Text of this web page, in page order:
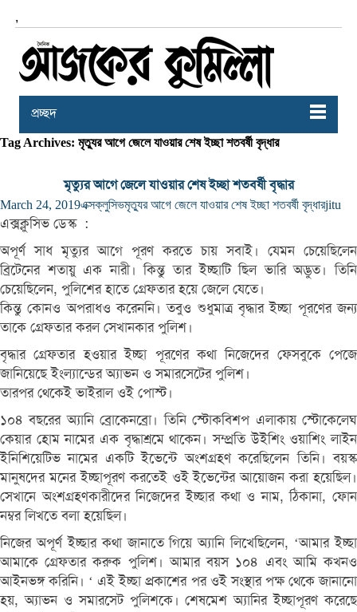
,
প্রচ্ছদ
Tag Archives: মৃত্যুর আগে জেলে যাওয়ার শেষ ইচ্ছা শতবর্ষী বৃদ্ধার
মৃত্যুর আগে জেলে যাওয়ার শেষ ইচ্ছা শতবর্ষী বৃদ্ধার
March 24, 2019এক্সক্লুসিভমৃত্যুর আগে জেলে যাওয়ার শেষ ইচ্ছা শতবর্ষী বৃদ্ধারjitu
এক্সক্লুসিভ ডেস্ক :
অপূর্ণ সাধ মৃত্যুর আগে পূরণ করতে চায় সবাই। যেমন চেয়েছিলেন
ব্রিটেনের শতায়ু এক নারী। কিন্তু তার ইচ্ছাটি ছিল ভারি অদ্ভুত। তিনি
চেয়েছিলেন, পুলিশের হাতে গ্রেফতার হয়ে জেলে যেতে।
কিন্তু কোনও অপরাধও করেননি। তবুও শুধুমাত্র বৃদ্ধার ইচ্ছা পূরণের জন্য
তাকে গ্রেফতার করল সেখানকার পুলিশ।
বৃদ্ধার গ্রেফতার হওয়ার ইচ্ছা পূরণের কথা নিজেদের ফেসবুকে পেজে
জানিয়েছে ইংল্যান্ডের অ্যাভন ও সমারসেটের পুলিশ।
তারপর থেকেই ভাইরাল ওই পোস্ট।
১০৪ বছরের অ্যানি ব্রোকেনব্রো। তিনি স্টোকবিশপ এলাকায় স্টোকেলেঘ
কেয়ার হোম নামের এক বৃদ্ধাশ্রমে থাকেন। সম্প্রতি উইশিং ওয়াশিং লাইন
ইনিশিয়েটিভ নামের একটি ইভেন্টে অংশগ্রহণ করেছিলেন তিনি। বয়স্ক
মানুষদের মনের ইচ্ছাপূরণ করতেই ওই ইভেন্টের আয়োজন করা হয়েছিল।
সেখানে অংশগ্রহণকারীদের নিজেদের ইচ্ছার কথা ও নাম, ঠিকানা, ফোন
নম্বর লিখতে বলা হয়েছিল।
নিজের অপূর্ণ ইচ্ছার কথা জানাতে গিয়ে অ্যানি লিখেছিলেন, ‘আমার ইচ্ছা
আমাকে গ্রেফতার করুক পুলিশ। আমার বয়স ১০৪ এবং আমি কখনও
আইনভঙ্গ করিনি। ‘ এই ইচ্ছা প্রকাশের পর ওই সংস্থার পক্ষ থেকে জানানো
হয়, অ্যাভন ও সমারসেট পুলিশকে। শেষমেশ অ্যানির ইচ্ছাপূরণ করেছে